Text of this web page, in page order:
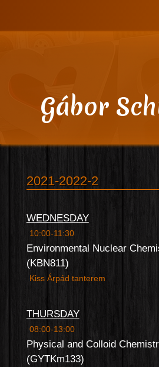
Gábor
2021-2022-2
WEDNESDAY
10:00-11:30
Environmental Nuclear
(KBN811)
Kiss Árpád tanterem
THURSDAY
08:00-13:00
Physical and Colloid
(GYTKm133)